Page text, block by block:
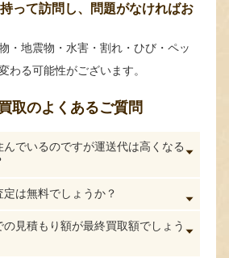
って訪問し、問題がなければお
・地震物・水害・割れ・ひび・ペッ
わる可能性がございます。
取のよくあるご質問
んでいるのですが運送代は高くなる
定は無料でしょうか？
の見積もり額が最終買取額でしょう